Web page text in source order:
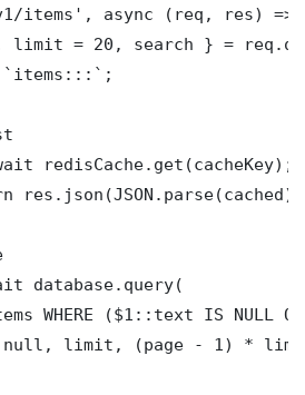
items', async (req, res) =>
limit = 20, search } =
`items:::`;
redisCache.get(cacheKey);
database.query(
WHERE ($1::text IS NULL
: null, limit, (page - 1) *